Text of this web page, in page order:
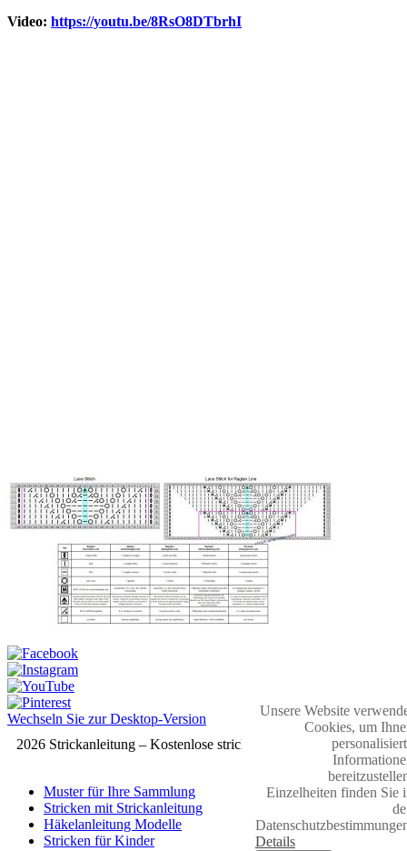
Video: https://youtu.be/8RsO8DTbrhI
Wechseln Sie zur Desktop-Version
2026 Strickanleitung – Kostenlose strickmuster
Muster für Ihre Sammlung
Stricken mit Strickanleitung
Häkelanleitung Modelle
Stricken für Kinder
Unsere Website
Cookies, um
Einzelheiten finden Sie
Details